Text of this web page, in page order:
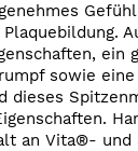
ein
sowie
dieses
an Vita®- und